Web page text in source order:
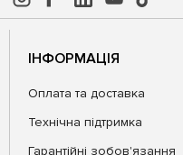
ІНФОРМАЦІЯ
Оплата та доставка
Технічна підтримка
Гарантійні зобов'язання